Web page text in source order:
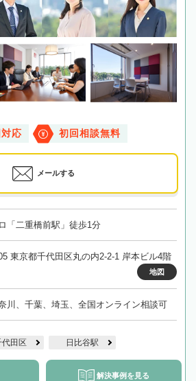
応 初回相談無料
メールする
「二重橋前駅」徒歩1分
東京都千代田区丸の内2-2-1 岸本ビル4階
地図
川、千葉、埼玉、全国オンライン相談可
代田区 日比谷駅
解決事例を見る